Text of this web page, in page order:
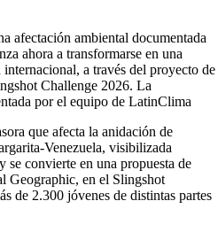
afectación ambiental documentada
ahora a transformarse en una
a través del proyecto de
Challenge 2026. La
por el equipo de LatinClima
que afecta la anidación de
Venezuela, visibilizada
convierte en una propuesta de
Geographic, en el Slingshot
de 2.300 jóvenes de distintas partes